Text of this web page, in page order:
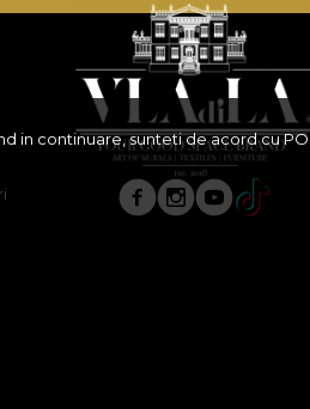
in continuare, sunteti de acord cu